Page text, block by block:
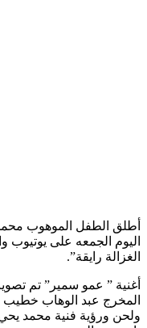
أطلق الطفل الموهوب
اليوم الجمعه على يوتيوب
الغزالة رايقة”.
أغنية ” عمو سمير” تم
المخرج عبد الوهاب
ولحن ورؤية فنية محمد